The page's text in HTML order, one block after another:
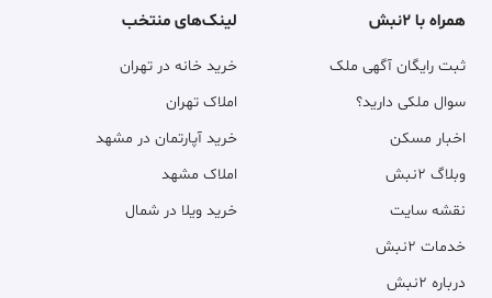
همراه با ۲نبش
ثبت رایگان آگهی ملک
سوال ملکی دارید؟
اخبار مسکن
وبلاگ ۲نبش
نقشه سایت
خدمات ۲نبش
درباره ۲نبش
لینک‌های منتخب
خرید خانه در تهران
املاک تهران
خرید آپارتمان در مشهد
املاک مشهد
خرید ویلا در شمال